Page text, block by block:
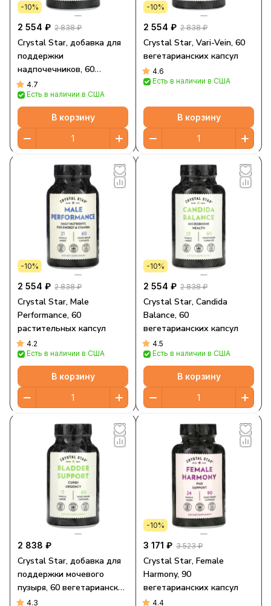
-10%
2 554 ₽ 2 838 ₽
Crystal Star, добавка для
поддержки
надпочечников, 60
вегетарианских капсул
4.7
Есть в наличии в США
В корзину
-10%
2 554 ₽ 2 838 ₽
Crystal Star, Vari-Vein, 60
вегетарианских капсул
4.6
Есть в наличии в США
В корзину
-10%
2 554 ₽ 2 838 ₽
Crystal Star, Male
Performance, 60
растительных капсул
4.2
Есть в наличии в США
В корзину
-10%
2 554 ₽ 2 838 ₽
Crystal Star, Candida
Balance, 60
вегетарианских капсул
4.5
Есть в наличии в США
В корзину
2 838 ₽
Crystal Star, добавка для
поддержки мочевого
пузыря, 60 вегетарианских
капсул
4.3
-10%
3 171 ₽ 3 523 ₽
Crystal Star, Female
Harmony, 90
вегетарианских капсул
4.4